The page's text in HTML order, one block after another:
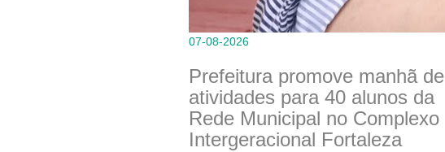
07-08-2026
Prefeitura promove manhã de
atividades para 40 alunos da
Rede Municipal no Complexo
Intergeracional Fortaleza